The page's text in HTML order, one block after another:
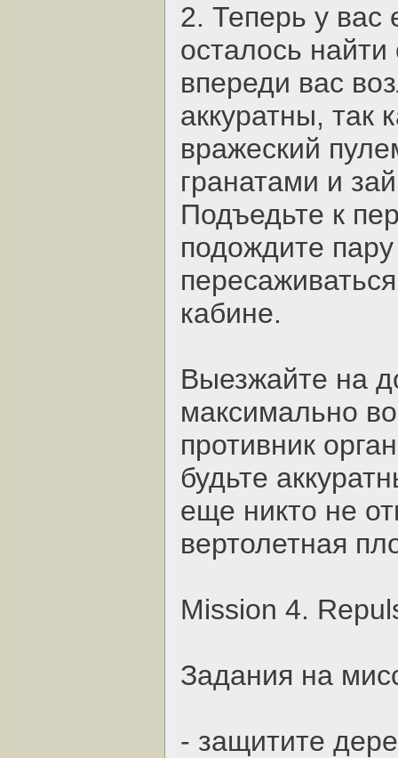
2. Теперь у вас
осталось найти
впереди вас
аккуратны, так
вражеский
гранатами и
Подъедьте к
подождите
кабине.
Выезжайте на
максимально
противник
будьте
еще никто не
вертолетная
Mission 4.
Задания на
- защитите